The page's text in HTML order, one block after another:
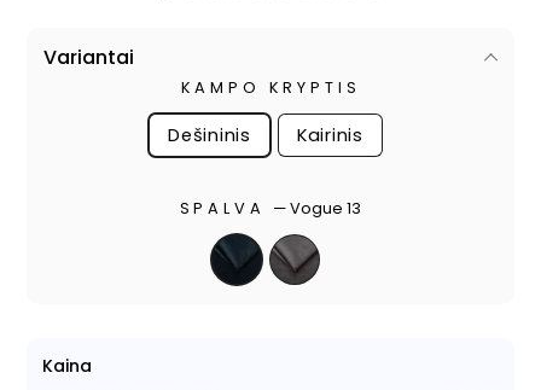
Variantai
KAMPO KRYPTIS
Dešininis Kairinis
SPALVA —Vogue 13
Kaina